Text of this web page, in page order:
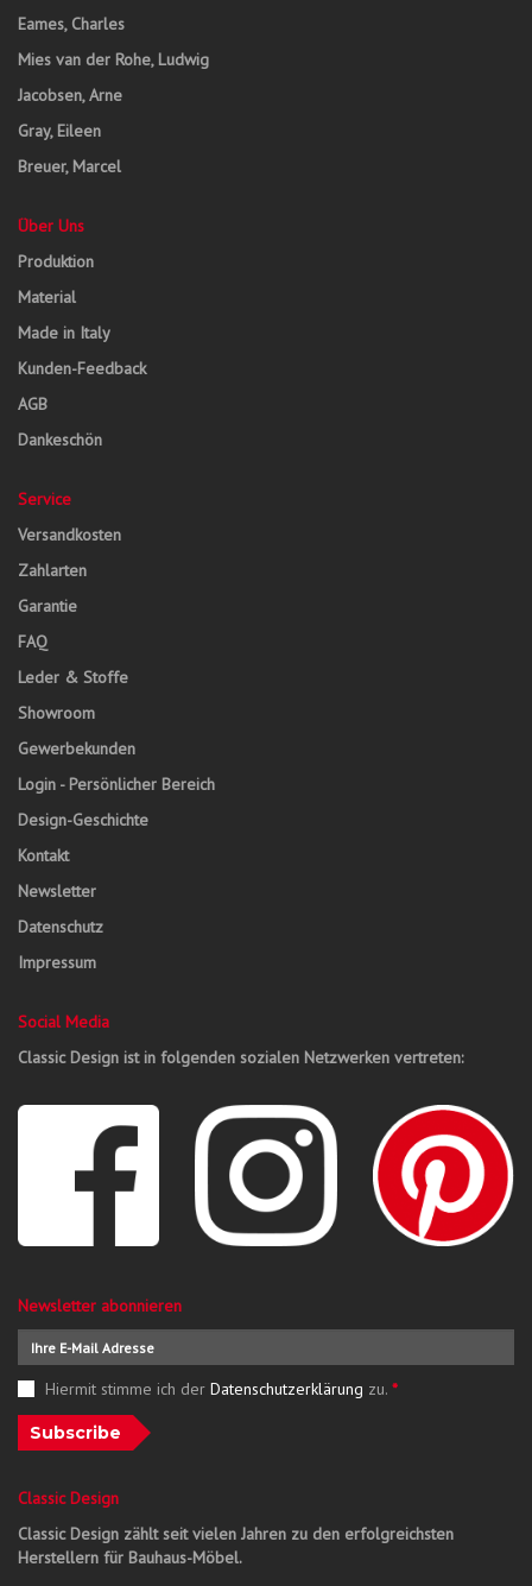
Eames, Charles
Mies van der Rohe, Ludwig
Jacobsen, Arne
Gray, Eileen
Breuer, Marcel
Über Uns
Produktion
Material
Made in Italy
Kunden-Feedback
AGB
Dankeschön
Service
Versandkosten
Zahlarten
Garantie
FAQ
Leder & Stoffe
Showroom
Gewerbekunden
Login - Persönlicher Bereich
Design-Geschichte
Kontakt
Newsletter
Datenschutz
Impressum
Social Media
Classic Design ist in folgenden sozialen Netzwerken vertreten:
Newsletter abonnieren
Hiermit stimme ich der Datenschutzerklärung zu. *
Subscribe
Classic Design
Classic Design zählt seit vielen Jahren zu den erfolgreichsten
Herstellern für Bauhaus-Möbel.